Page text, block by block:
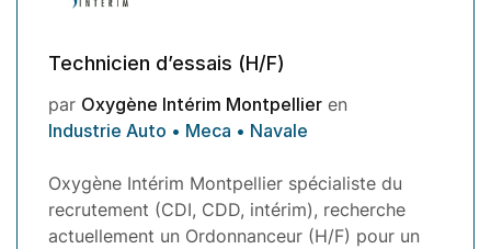
Technicien d’essais (H/F)
par Oxygène Intérim Montpellier en
Industrie Auto • Meca • Navale
Oxygène Intérim Montpellier spécialiste du
recrutement (CDI, CDD, intérim), recherche
actuellement un Ordonnanceur (H/F) pour un